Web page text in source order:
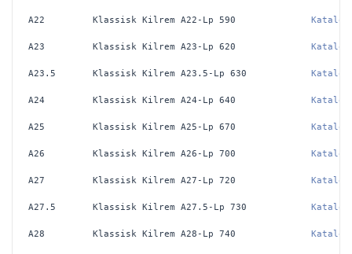
A22 Klassisk Kilrem A22-Lp 590 Katalog
A23 Klassisk Kilrem A23-Lp 620 Katalog
A23.5 Klassisk Kilrem A23.5-Lp 630 Katalog
A24 Klassisk Kilrem A24-Lp 640 Katalog
A25 Klassisk Kilrem A25-Lp 670 Katalog
A26 Klassisk Kilrem A26-Lp 700 Katalog
A27 Klassisk Kilrem A27-Lp 720 Katalog
A27.5 Klassisk Kilrem A27.5-Lp 730 Katalog
A28 Klassisk Kilrem A28-Lp 740 Katalog